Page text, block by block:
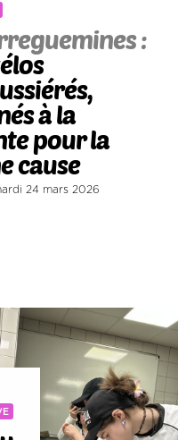
:
à la
pour la
cause
24 mars 2026